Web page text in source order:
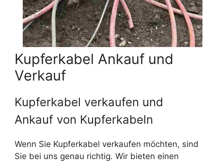
Kupferkabel Ankauf und
Verkauf
Kupferkabel verkaufen und
Ankauf von Kupferkabeln
Wenn Sie Kupferkabel verkaufen möchten, sind
Sie bei uns genau richtig. Wir bieten einen